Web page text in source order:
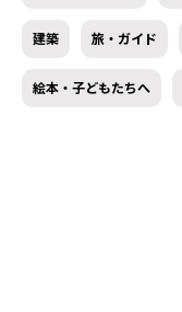
建築 旅・ガイド
絵本・子どもたちへ